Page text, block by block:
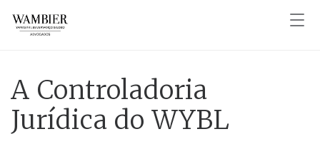
A Controladoria
Jurídica do WYBL